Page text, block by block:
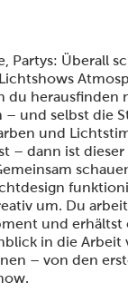
Partys: Überall
du herausfinden
– und selbst die
und
– dann ist
um. Du
und erhältst
in die Arbeit
– von den